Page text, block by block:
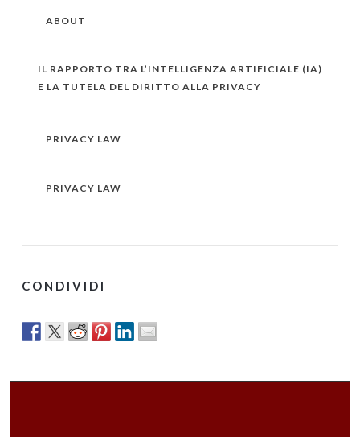
ABOUT
IL RAPPORTO TRA L’INTELLIGENZA ARTIFICIALE (IA)
E LA TUTELA DEL DIRITTO ALLA PRIVACY
PRIVACY LAW
PRIVACY LAW
CONDIVIDI